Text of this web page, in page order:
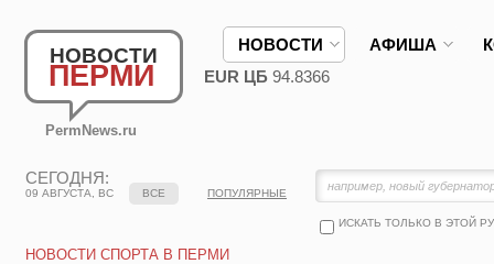
НОВОСТИ
ПЕРМИ
PermNews.ru
НОВОСТИ АФИША
EUR ЦБ 94.8366
СЕГОДНЯ:
09 АВГУСТА, ВС
ИСКАТЬ ТОЛЬКО В ЭТОЙ
ВСЕ ПОПУЛЯРНЫЕ
НОВОСТИ СПОРТА В ПЕРМИ